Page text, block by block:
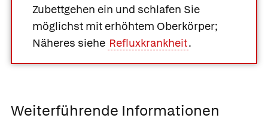
Zubettgehen ein und schlafen Sie
möglichst mit erhöhtem Oberkörper;
Näheres siehe Refluxkrankheit.
Weiterführende Informationen